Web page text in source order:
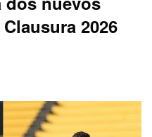
2026